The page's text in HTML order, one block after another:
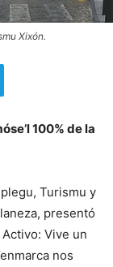
Xixón.
100% de la
Turismu y
presentó
Vive un
nos